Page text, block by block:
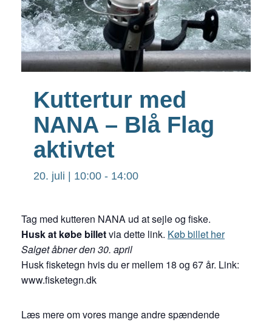
Kuttertur med
NANA – Blå Flag
aktivtet
20. juli | 10:00 - 14:00
Tag med kutteren NANA ud at sejle og fiske.
Husk at købe billetvia dette link. Køb billet her
Salget åbner den 30. april
Husk fisketegn hvis du er mellem 18 og 67 år. Link:
www.fisketegn.dk
Læs mere om vores mange andre spændende